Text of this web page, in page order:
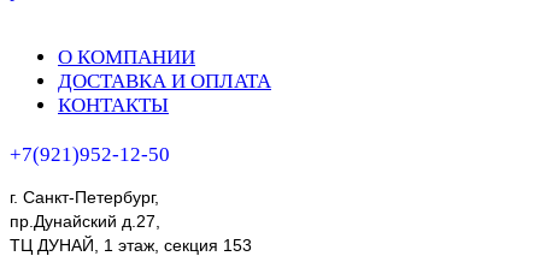
О КОМПАНИИ
ДОСТАВКА И ОПЛАТА
КОНТАКТЫ
+7(921)952-12-50
г. Санкт-Петербург,
пр.Дунайский д.27,
ТЦ ДУНАЙ, 1 этаж, секция 153